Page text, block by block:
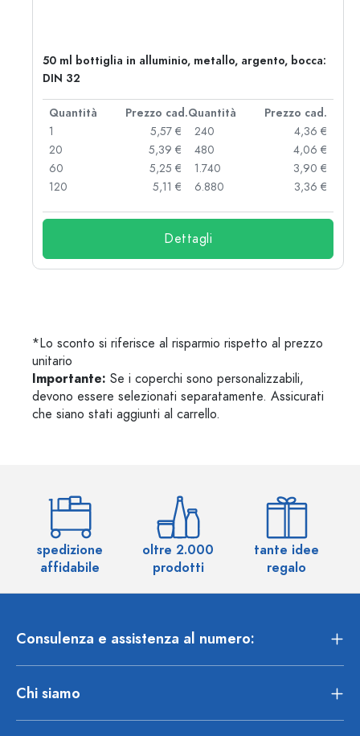
50 ml bottiglia in alluminio, metallo, argento, bocca:
DIN 32
Quantità Prezzo cad.Quantità
Prezzo cad.
1
5,57 €
20
5,39 €
60
5,25 €
120
5,11 €
240
4,36 €
480
4,06 €
1.740
3,90 €
6.880
3,36 €
Dettagli
*Lo sconto si riferisce al risparmio rispetto al prezzo
unitario
Importante: Se i coperchi sono personalizzabili,
devono essere selezionati separatamente. Assicurati
che siano stati aggiunti al carrello.
spedizione
affidabile
oltre 2.000
prodotti
tante idee
regalo
Consulenza e assistenza al numero:
Chi siamo